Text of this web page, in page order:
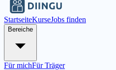
StartseiteKurseJobs finden
Bereiche
Für michFür Träger